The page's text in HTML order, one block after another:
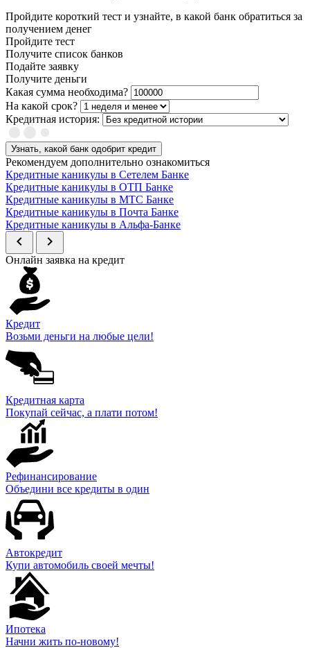
Пройдите короткий тест и узнайте, в какой банк обратиться за
получением денег
Пройдите тест
Получите список банков
Подайте заявку
Получите деньги
Какая сумма необходима?
На какой срок?
Кредитная история:
Узнать, какой банк одобрит кредит
Рекомендуем дополнительно ознакомиться
Кредитные каникулы в Сетелем Банке
Кредитные каникулы в ОТП Банке
Кредитные каникулы в МТС Банке
Кредитные каникулы в Почта Банке
Кредитные каникулы в Альфа-Банке
chevron_left chevron_right
Онлайн заявка на кредит
Кредит
Возьми деньги на любые цели!
Кредитная карта
Покупай сейчас, а плати потом!
Рефинансирование
Объедини все кредиты в один
Автокредит
Купи автомобиль своей мечты!
Ипотека
Начни жить по-новому!